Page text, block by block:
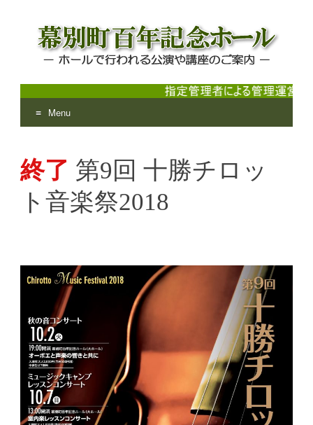
幕別町百年記念ホール
ホールで行われる公演や講座のご案内
Menu
content
終了 第9回 十勝チロッ
ト音楽祭2018